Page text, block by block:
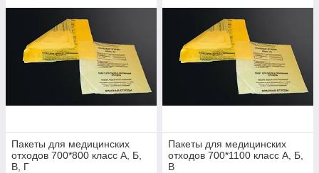
Пакеты для медицинских
отходов 700*800 класс А, Б,
В, Г
Пакеты для медицинских
отходов 700*1100 класс А, Б,
В